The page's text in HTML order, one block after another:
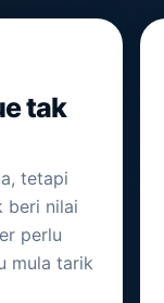
tak
tetapi
beri nilai
perlu
mula tarik